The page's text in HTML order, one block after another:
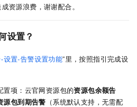
资源浪费，谢谢配合。
设置？
设置-告警设置功能”里，按照指引完成设
置项：云官网资源包的资源包余额告
源包到期告警 （系统默认支持，无需配